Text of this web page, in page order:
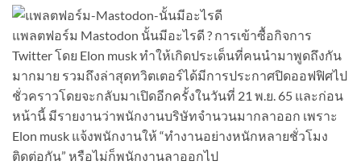
แพลตฟอร์ม Mastodon นั้นมีอะไรดี ? การเข้าซื้อกิจการ
Twitter โดย Elon musk ทำให้เกิดประเด็นที่คนนำมาพูดถึงกัน
มากมาย รวมถึงล่าสุดทวิตเตอร์ได้มีการประกาศปิดออฟฟิศไป
ชั่วคราวโดยจะกลับมาเปิดอีกครั้งในวันที่ 21 พ.ย. 65 และก่อน
หน้านี้ มีรายงานว่าพนักงานบริษัทจำนวนมากลาออก เพราะ
Elon musk แจ้งพนักงานให้ “ทำงานอย่างหนักหลายชั่วโมง
ติดต่อกัน” หรือไม่ก็พนักงานลาออกไป